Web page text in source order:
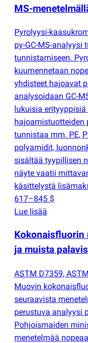
MS-
Pyrolyysi-
py-GC-MS-analyysi
tunnistamiseen.
kuumennetaan
yhdisteet hajoavat
analysoidaan GC-
lukuisia
hajoamistuotteiden
tunnistaa mm. PE,
polyamidit,
sisältää tyypillisen
näyte vaatii
käsittelystä
617–845 $
Lue lisää
Kokonaisfluorin
ja muista
ASTM D7359,
Muovin
seuraavista
perustuva analyysi
Pohjoismaiden
menetelmää